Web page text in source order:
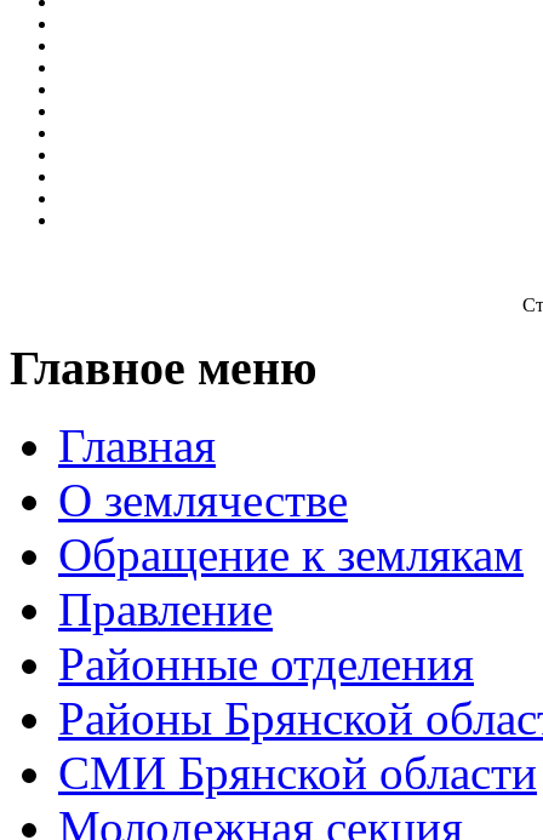
Главное меню
Главная
О землячестве
Обращение к землякам
Правление
Районные отделения
Районы Брянской
СМИ Брянской области
Молодежная секция